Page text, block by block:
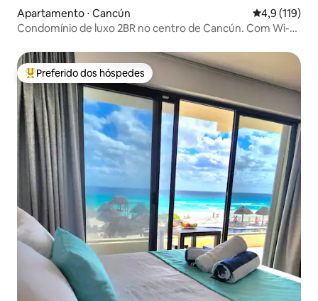
Apartamento ⋅ Cancún 4,9 de uma
4,9 (119)
Condomínio de luxo 2BR no centro de Cancún. Com Wi-Fi
Entre os melhores preferidos dos hóspedes
Preferido dos hóspedes